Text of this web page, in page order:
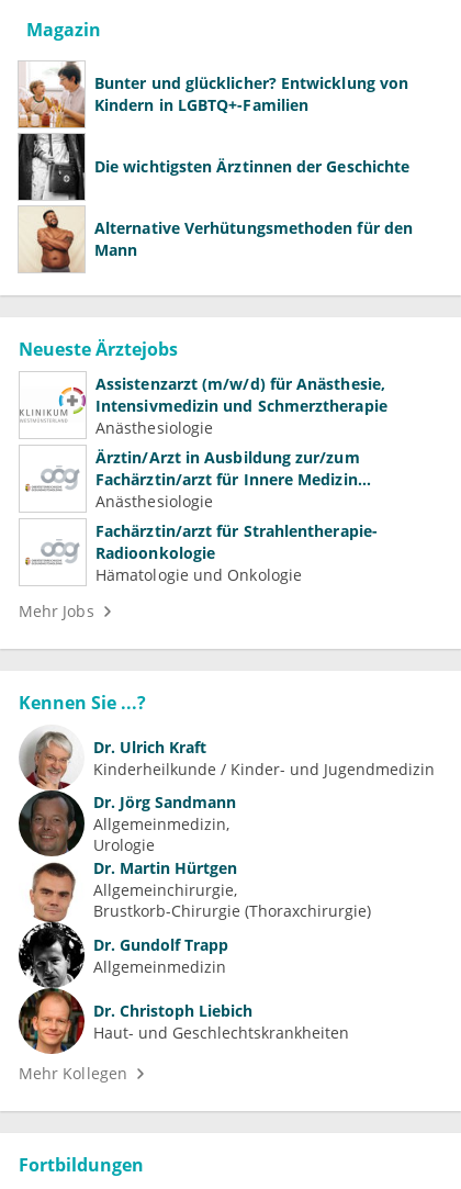
Magazin
Bunter und glücklicher? Entwicklung von
Kindern in LGBTQ+-Familien
Die wichtigsten Ärztinnen der Geschichte
Alternative Verhütungsmethoden für den
Mann
Neueste Ärztejobs
Assistenzarzt (m/w/d) für Anästhesie,
Intensivmedizin und Schmerztherapie
Anästhesiologie
Ärztin/Arzt in Ausbildung zur/zum
Fachärztin/arzt für Innere Medizin
(Kardiologie, Nephrologie, Intensivmedizin)
Anästhesiologie
Fachärztin/arzt für Strahlentherapie-
Radioonkologie
Hämatologie und Onkologie
Mehr Jobs
Kennen Sie ...?
Dr. Ulrich Kraft
Kinderheilkunde / Kinder- und Jugendmedizin
Dr. Jörg Sandmann
Allgemeinmedizin
Urologie
Dr. Martin Hürtgen
Allgemeinchirurgie
Brustkorb-Chirurgie (Thoraxchirurgie)
Dr. Gundolf Trapp
Allgemeinmedizin
Dr. Christoph Liebich
Haut- und Geschlechtskrankheiten
Mehr Kollegen
Fortbildungen